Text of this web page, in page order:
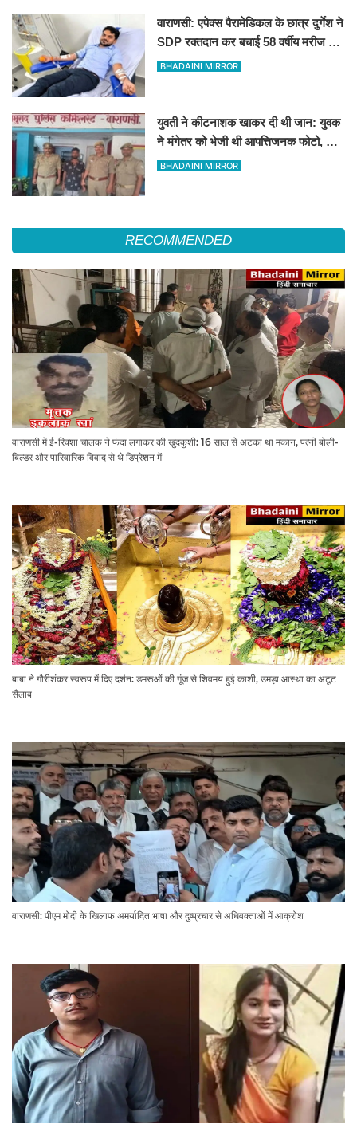
वाराणसी: एपेक्स पैरामेडिकल के छात्र दुर्गेश ने
SDP रक्तदान कर बचाई 58 वर्षीय मरीज की
जान
BHADAINI MIRROR
युवती ने कीटनाशक खाकर दी थी जान: युवक
ने मंगेतर को भेजी थी आपत्तिजनक फोटो, भेजा
गया जेल
BHADAINI MIRROR
RECOMMENDED
वाराणसी में ई-रिक्शा चालक ने फंदा लगाकर की खुदकुशी: 16 साल से अटका था मकान, पत्नी बोली-
बिल्डर और पारिवारिक विवाद से थे डिप्रेशन में
बाबा ने गौरीशंकर स्वरूप में दिए दर्शन: डमरूओं की गूंज से शिवमय हुई काशी, उमड़ा आस्था का अटूट
सैलाब
वाराणसी: पीएम मोदी के खिलाफ अमर्यादित भाषा और दुष्प्रचार से अधिवक्ताओं में आक्रोश